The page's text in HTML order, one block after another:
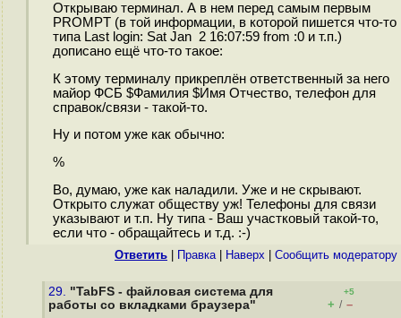
Открываю терминал. А в нем перед самым первым
PROMPT (в той информации, в которой пишется что-то
типа Last login: Sat Jan 2 16:07:59 from :0 и т.п.)
дописано ещё что-то такое:
К этому терминалу прикреплён ответственный за него
майор ФСБ $Фамилия $Имя Отчество, телефон для
справок/связи - такой-то.
Ну и потом уже как обычно:
%
Во, думаю, уже как наладили. Уже и не скрывают.
Открыто служат обществу уж! Телефоны для связи
указывают и т.п. Ну типа - Ваш участковый такой-то,
если что - обращайтесь и т.д. :-)
Ответить Правка| Наверх Cообщить модератору
29. "TabFS - файловая система для
работы со вкладками браузера"
+5
+ / –